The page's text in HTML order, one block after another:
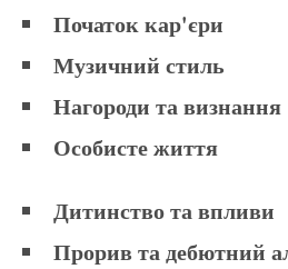
Початок кар'єри
Музичний стиль
Нагороди та визнання
Особисте життя
Дитинство та впливи
Прорив та дебютний